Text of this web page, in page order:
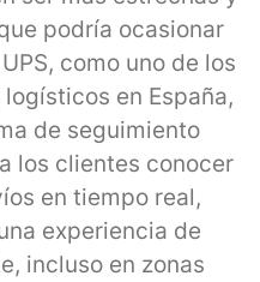
podría ocasionar
como uno de los
en España,
de seguimiento
los clientes conocer
en tiempo real,
experiencia de
incluso en zonas